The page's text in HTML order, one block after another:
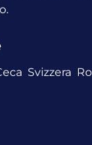
Svizzera